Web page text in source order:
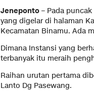
Jeneponto – Pada
yang digelar di halaman
Kecamatan Binamu. Ada
Dimana Instansi yang
terbanyak itu meraih
Raihan urutan pertama
Lanto Dg Pasewang.